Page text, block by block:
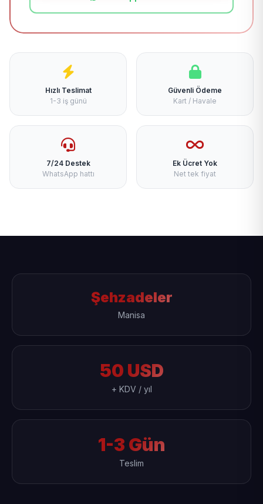
Hızlı Teslimat
1-3 iş günü
Güvenli Ödeme
Kart / Havale
7/24 Destek
WhatsApp hattı
Ek Ücret Yok
Net tek fiyat
Şehzadeler
Manisa
50 USD
+ KDV / yıl
1-3 Gün
Teslim